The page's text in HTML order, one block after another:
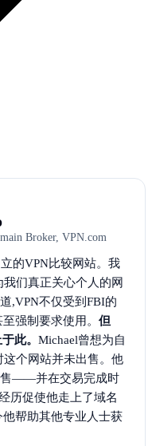
Broker, VPN.com
的VPN比较网站。我
们真正关心个人的网
,VPN不仅受到FBI的
强制要求使用。 但
此。 Michael曾想为自
这个网站并未出售。他
售——并在交易完成时
历促使他走上了域名
帮助其他专业人士获